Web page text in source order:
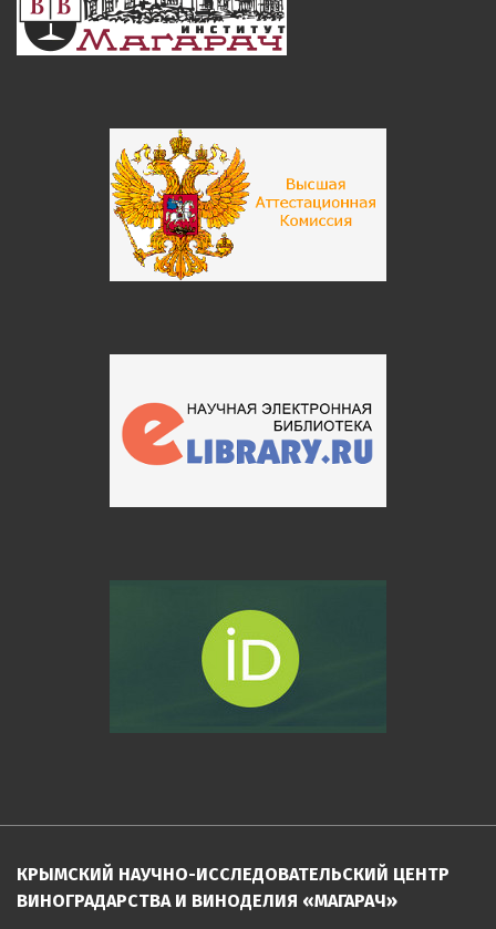
КРЫМСКИЙ НАУЧНО-ИССЛЕДОВАТЕЛЬСКИЙ ЦЕНТР
ВИНОГРАДАРСТВА И ВИНОДЕЛИЯ «МАГАРАЧ»